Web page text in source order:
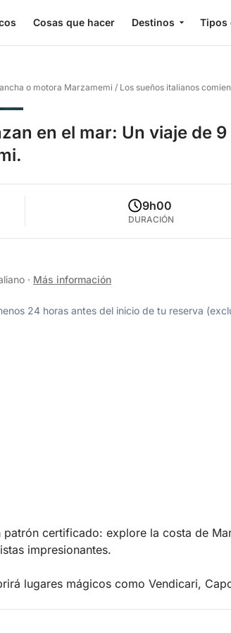
Cosas que hacer Destinos Tipos
o motora Marzamemi / Los sueños italianos
en el mar: Un viaje de
9h00
DURACIÓN
· Más información
24 horas antes del inicio de tu reserva
certificado: explore la costa de
impresionantes.
lugares mágicos como Vendicari,